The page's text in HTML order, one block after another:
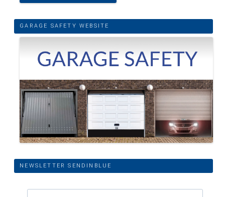
GARAGE SAFETY WEBSITE
NEWSLETTER SENDINBLUE